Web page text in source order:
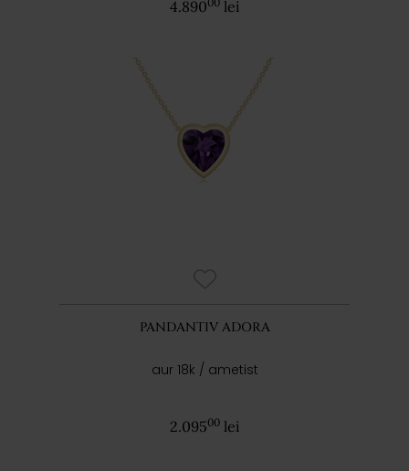
4.890 lei
PANDANTIV ADORA
aur 18k / ametist
2.09500 lei